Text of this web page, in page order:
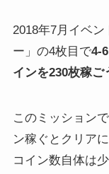
2018年7月イベ
ー」の4枚目で4-
インを230枚稼ご
このミッション
ン稼ぐとクリアに
コイン数自体は